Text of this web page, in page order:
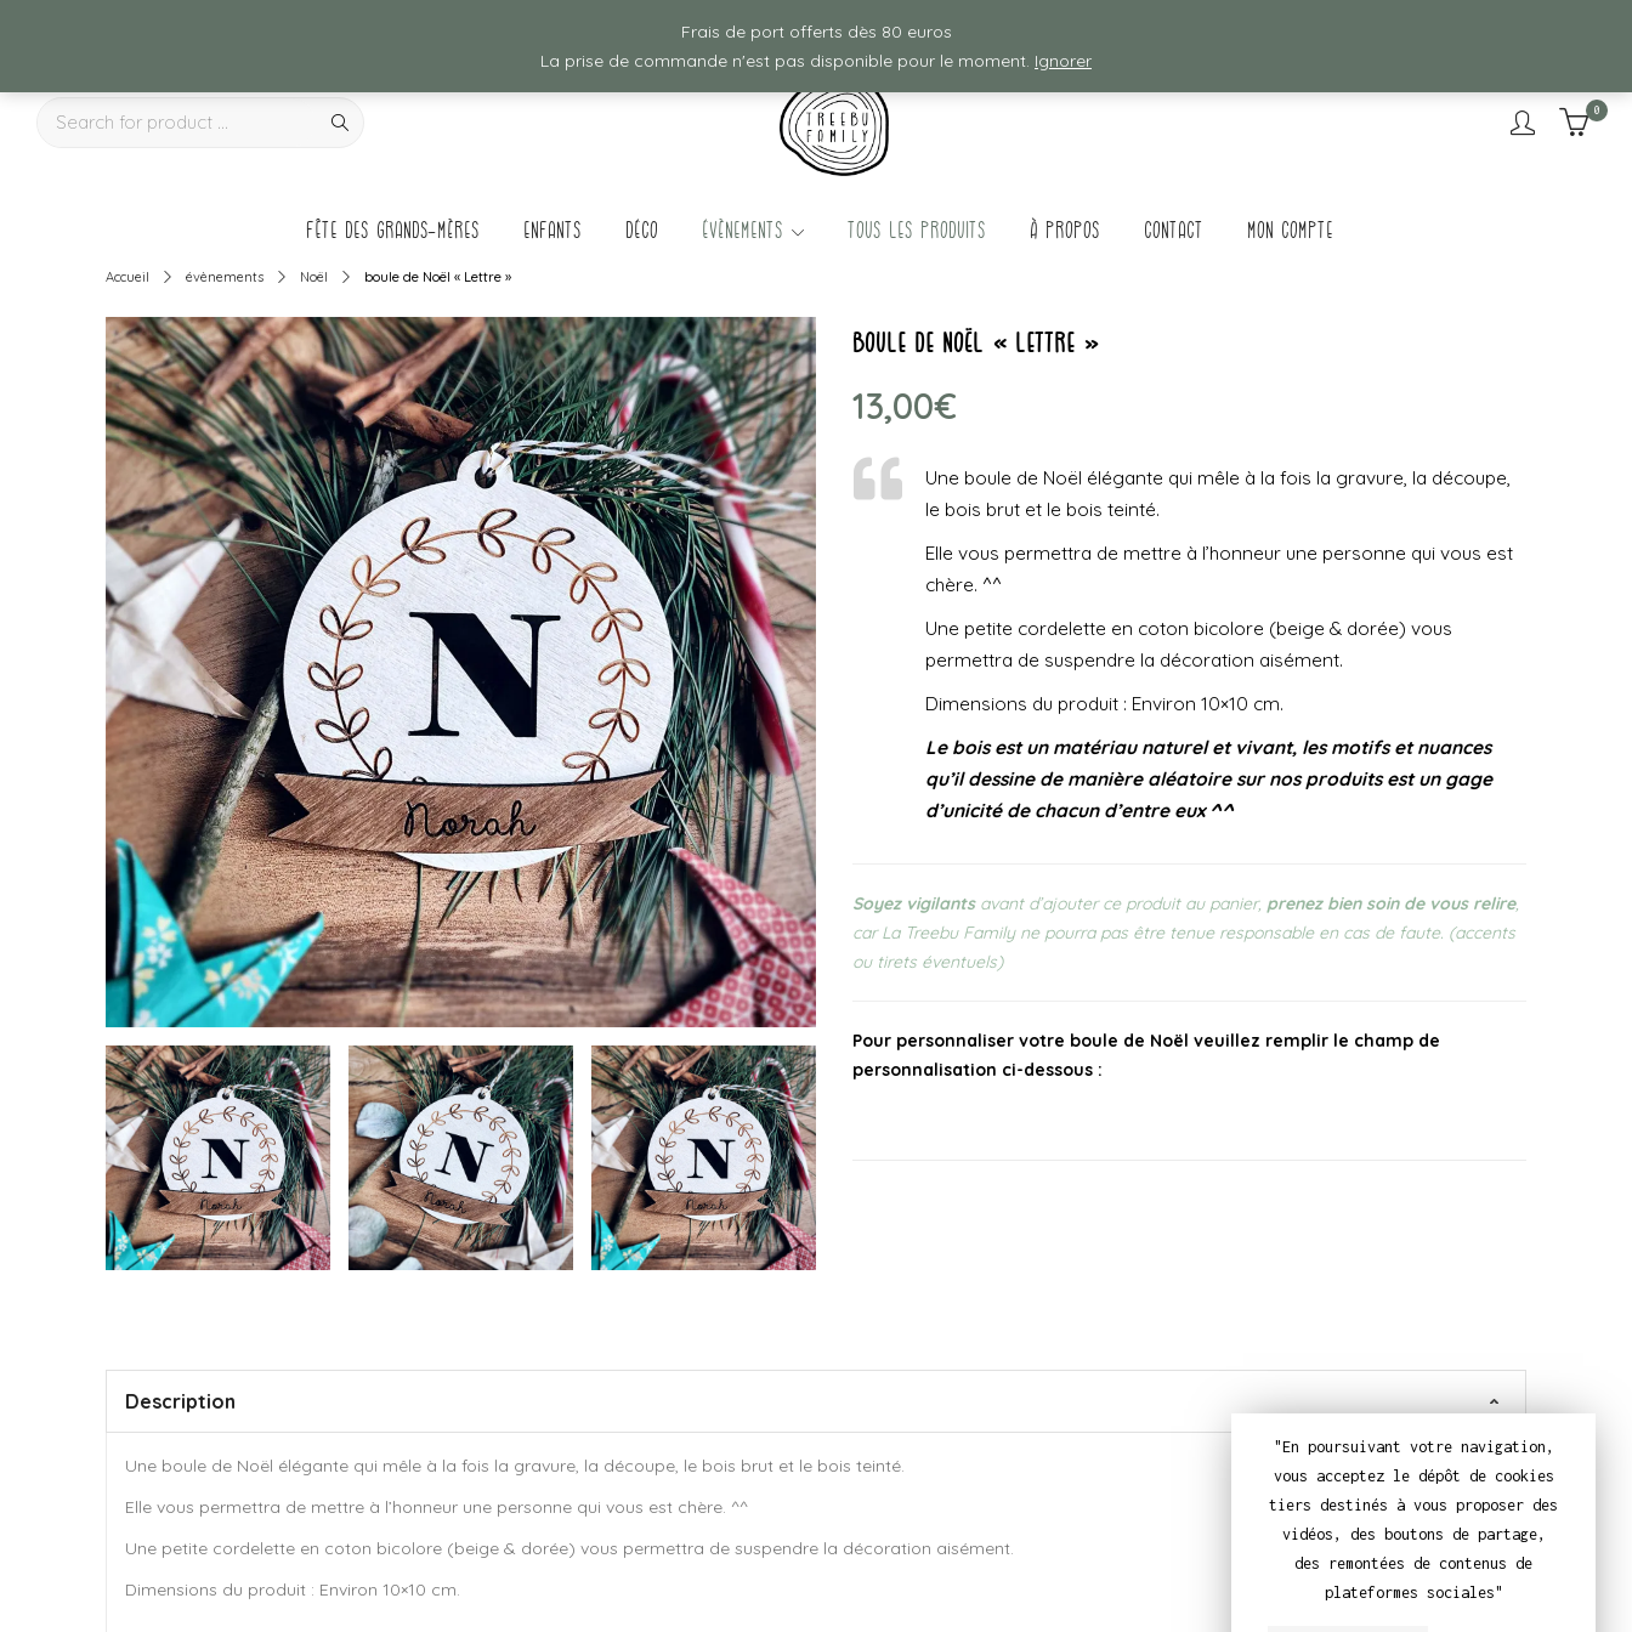
Frais de ports offerts à partir de 80€ d'achat :)
0
Fête des grands-mères enfants Déco évènements TOUS LES PRODUITS à propos Contact Mon compte
Accueil évènements Noël boule de Noël « Lettre »
boule de Noël « Lettre »
13,00€
Une boule de Noël élégante qui mêle à la fois la gravure, la découpe,
le bois brut et le bois teinté.
Elle vous permettra de mettre à l’honneur une personne qui vous est
chère. ^^
Une petite cordelette en coton bicolore (beige & dorée) vous
permettra de suspendre la décoration aisément.
Dimensions du produit : Environ 10×10 cm.
Le bois est un matériau naturel et vivant, les motifs et nuances
qu’il dessine de manière aléatoire sur nos produits est un gage
d’unicité de chacun d’entre eux ^^
Soyez vigilantsavant d’ajouter ce produit au panier, prenez bien soin de vous relire,
car La Treebu Family ne pourra pas être tenue responsable en cas de faute. (accents
ou tirets éventuels)
Pour personnaliser votre boule de Noël veuillez remplir le champ de
personnalisation ci-dessous :
Description
Une boule de Noël élégante qui mêle à la fois la gravure, la découpe, le bois brut et le bois teinté.
Elle vous permettra de mettre à l’honneur une personne qui vous est chère. ^^
Une petite cordelette en coton bicolore (beige & dorée) vous permettra de suspendre la décoration aisément.
Dimensions du produit : Environ 10×10 cm.
Frais de port offerts dès 80 euros
La prise de commande n'est pas disponible pour le moment. Ignorer
"En poursuivant votre navigation,
vous acceptez le dépôt de cookies
tiers destinés à vous proposer des
vidéos, des boutons de partage,
des remontées de contenus de
plateformes sociales"